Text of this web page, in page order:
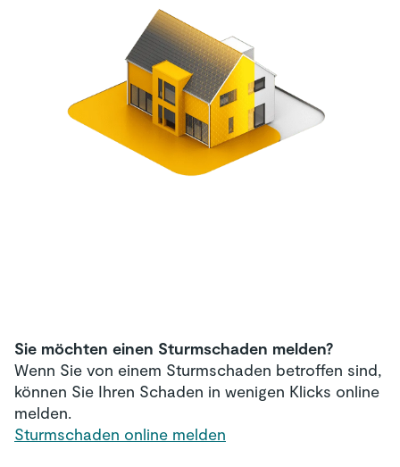
Sie möchten einen Sturmschaden melden?
Wenn Sie von einem Sturmschaden betroffen sind,
können Sie Ihren Schaden in wenigen Klicks online
melden.
Sturmschaden online melden